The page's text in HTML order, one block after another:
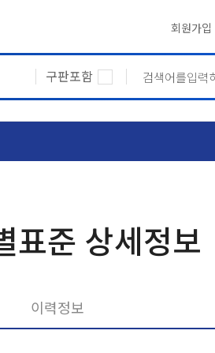
회원가입
구판포함
표준 상세정보
이력정보